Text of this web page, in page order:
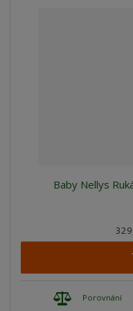
Baby Nellys
Porovnání